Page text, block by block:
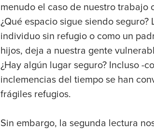
menudo el caso de nuestro trabajo
¿Qué espacio sigue siendo
individuo sin refugio o como un
hijos, deja a nuestra gente
¿Hay algún lugar seguro? Incluso -
inclemencias del tiempo se han
frágiles refugios.
Sin embargo, la segunda lectura